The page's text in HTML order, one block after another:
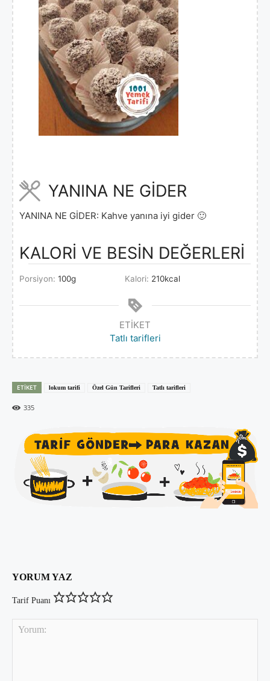
YANINA NE GİDER
YANINA NE GİDER: Kahve yanına iyi gider 🙂
KALORİ VE BESİN DEĞERLERİ
Porsiyon: 100g Kalori: 210kcal
ETIKET
Tatlı tarifleri
ETIKET lokum tarifi Özel Gün Tarifleri Tatlı tarifleri
335
YORUM YAZ
Tarif Puanı